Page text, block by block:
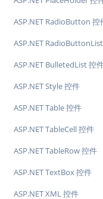
ASP.NET RadioButton 控
ASP.NET
ASP.NET BulletedList 控
ASP.NET Style 控件
ASP.NET Table 控件
ASP.NET TableCell 控件
ASP.NET TableRow 控件
ASP.NET TextBox 控件
ASP.NET XML 控件